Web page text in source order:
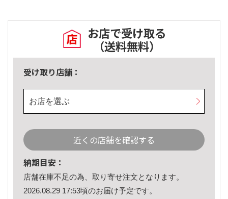
お店で受け取る
（送料無料）
受け取り店舗：
お店を選ぶ
近くの店舗を確認する
納期目安：
店舗在庫不足の為、取り寄せ注文となります。
2026.08.29 17:53頃のお届け予定です。